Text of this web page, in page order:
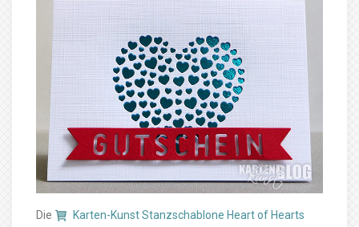
Die
Karten-Kunst Stanzschablone Heart of Hearts